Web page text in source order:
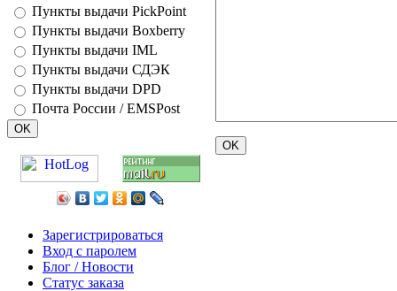
Пункты выдачи PickPoint
Пункты выдачи Boxberry
Пункты выдачи IML
Пункты выдачи СДЭК
Пункты выдачи DPD
Почта России / EMSPost
Зарегистрироваться
Вход с паролем
Блог / Новости
Статус заказа